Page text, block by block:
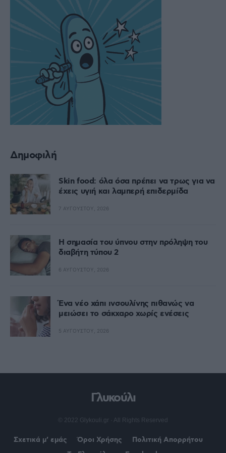
Δημοφιλή
Skin food: όλα όσα πρέπει να τρως για να
έχεις υγιή και λαμπερή επιδερμίδα
7 ΑΥΓΟΎΣΤΟΥ, 2026
Η σημασία του ύπνου στην πρόληψη του
διαβήτη τύπου 2
6 ΑΥΓΟΎΣΤΟΥ, 2026
Ένα νέο χάπι ινσουλίνης πιθανώς να
μειώσει το σάκχαρο χωρίς ενέσεις
5 ΑΥΓΟΎΣΤΟΥ, 2026
Γλυκούλι
© 2022 Glykouli.gr · All Rights Reserved
Σχετικά μ’ εμάς Όροι Χρήσης
Πολιτική Απορρήτου